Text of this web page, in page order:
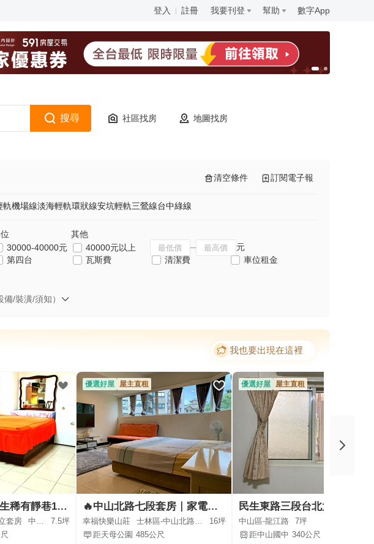
登入 註冊 我要刊登 幫助 數字App
搜尋 社區找房 地圖找房
清空條件 訂閱電子報
軌機場線淡海輕軌環狀線安坑輕軌三鶯線台中綠線
其他
30000-40000元 40000元以上
元
第四台 瓦斯費 清潔費
車位租金
/裝潢/須知）
我也要出現在這裡
松江南京復興民生稀有靜巷1樓.鋼骨抗震以安全為首要訴求
套房 中山區-合江街
7.5坪
優選好屋 屋主直租
🔥中山北路七段套房｜家電全套齊全0906333788
幸福快樂山莊 士林區-中山北路七段
16坪
距天母公園 485公尺
優選好屋 屋主直租
中山區-龍江路
7坪
距中山國中 340公尺